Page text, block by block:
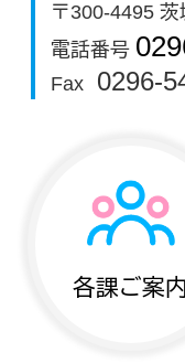
〒300-4495
電話番号
Fax
0296-
各課ご案内